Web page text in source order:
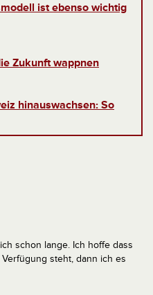
ist ebenso wichtig
Zukunft wappnen
hinauswachsen: So
schon lange. Ich hoffe dass
steht, dann ich es